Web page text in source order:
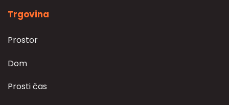
Trgovina
Prostor
Dom
Prosti čas